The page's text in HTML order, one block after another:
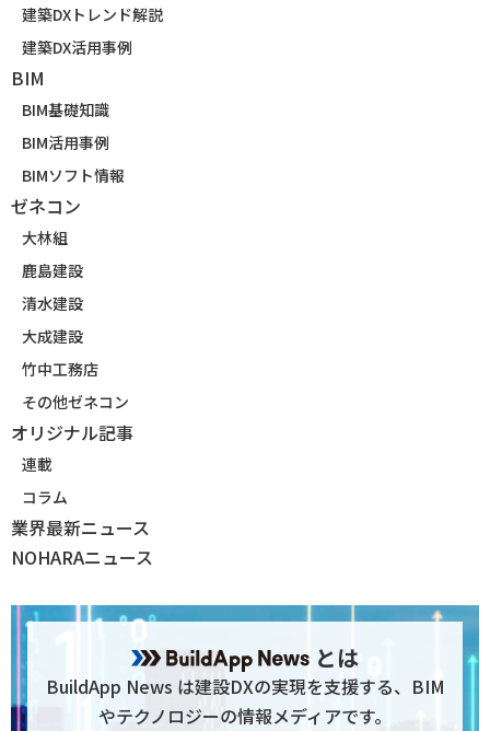
建築DXトレンド解説
建築DX活用事例
BIM
BIM基礎知識
BIM活用事例
BIMソフト情報
ゼネコン
大林組
鹿島建設
清水建設
大成建設
竹中工務店
その他ゼネコン
オリジナル記事
連載
コラム
業界最新ニュース
NOHARAニュース
とは
BuildApp News は建設DXの実現を支援する、BIM
やテクノロジーの情報メディアです。